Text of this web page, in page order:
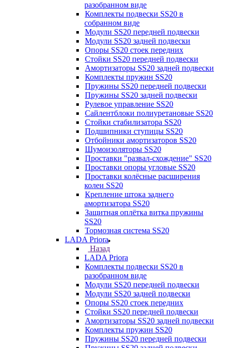
разобранном виде
Комплекты подвески SS20 в
собранном виде
Модули SS20 передней подвески
Модули SS20 задней подвески
Опоры SS20 стоек передних
Стойки SS20 передней подвески
Амортизаторы SS20 задней подвески
Комплекты пружин SS20
Пружины SS20 передней подвески
Пружины SS20 задней подвески
Рулевое управление SS20
Сайлентблоки полиуретановые SS20
Стойки стабилизатора SS20
Подшипники ступицы SS20
Отбойники амортизаторов SS20
Шумоизоляторы SS20
Проставки "развал-схождение" SS20
Проставки опоры угловые SS20
Проставки колёсные расширения
колеи SS20
Крепление штока заднего
амортизатора SS20
Защитная оплётка витка пружины
SS20
Тормозная система SS20
LADA Priora
Назад
LADA Priora
Комплекты подвески SS20 в
разобранном виде
Модули SS20 передней подвески
Модули SS20 задней подвески
Опоры SS20 стоек передних
Стойки SS20 передней подвески
Амортизаторы SS20 задней подвески
Комплекты пружин SS20
Пружины SS20 передней подвески